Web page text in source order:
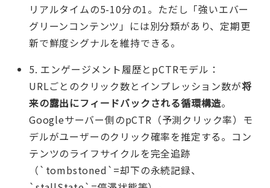
リアルタイムの5-10分の1。ただし「強いエバー
グリーンコンテンツ」には別分類があり、定期更
新で鮮度シグナルを維持できる。
5. エンゲージメント履歴とpCTRモデル：
URLごとのクリック数とインプレッション数が将
来の露出にフィードバックされる循環構造。
Googleサーバー側のpCTR（予測クリック率）モ
デルがユーザーのクリック確率を推定する。コン
テンツのライフサイクルを完全追跡
（`tombstoned`=却下の永続記録、